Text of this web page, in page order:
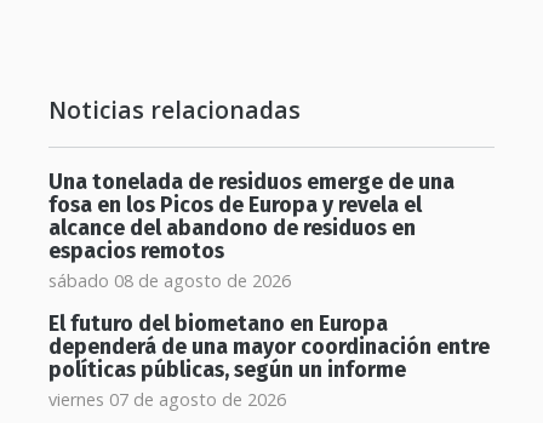
Noticias relacionadas
Una tonelada de residuos emerge de una
fosa en los Picos de Europa y revela el
alcance del abandono de residuos en
espacios remotos
sábado 08 de agosto de 2026
El futuro del biometano en Europa
dependerá de una mayor coordinación entre
políticas públicas, según un informe
viernes 07 de agosto de 2026